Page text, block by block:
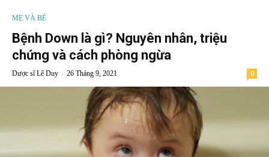
MẸ VÀ BÉ
Bệnh Down là gì? Nguyên nhân, triệu
chứng và cách phòng ngừa
Dược sĩ Lê Duy - 26 Tháng 9, 2021 0